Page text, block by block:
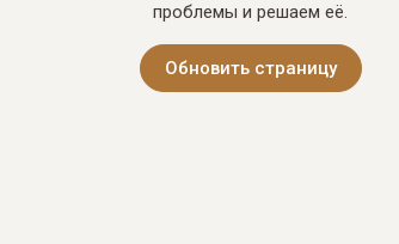
проблемы и решаем её.
Обновить страницу